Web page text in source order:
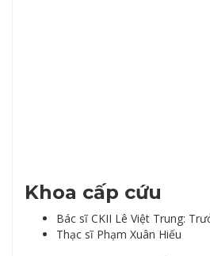
Khoa cấp cứu
Bác sĩ CKII Lê Việt Trung:
Thạc sĩ Phạm Xuân Hiếu